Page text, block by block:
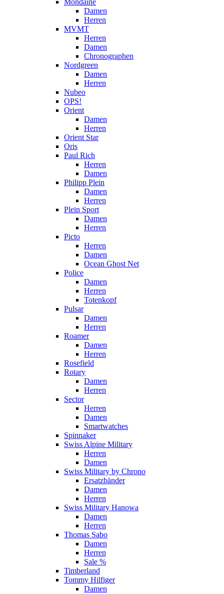
Mondaine
Damen
Herren
MVMT
Herren
Damen
Chronographen
Nordgreen
Damen
Herren
Nubeo
OPS!
Orient
Damen
Herren
Orient Star
Oris
Paul Rich
Herren
Damen
Philipp Plein
Damen
Herren
Plein Sport
Damen
Herren
Picto
Herren
Damen
Ocean Ghost Net
Police
Damen
Herren
Totenkopf
Pulsar
Damen
Herren
Roamer
Damen
Herren
Rosefield
Rotary
Damen
Herren
Sector
Herren
Damen
Smartwatches
Spinnaker
Swiss Alpine Military
Herren
Damen
Swiss Military by Chrono
Ersatzbänder
Damen
Herren
Swiss Military Hanowa
Damen
Herren
Thomas Sabo
Damen
Herren
Sale %
Timberland
Tommy Hilfiger
Damen